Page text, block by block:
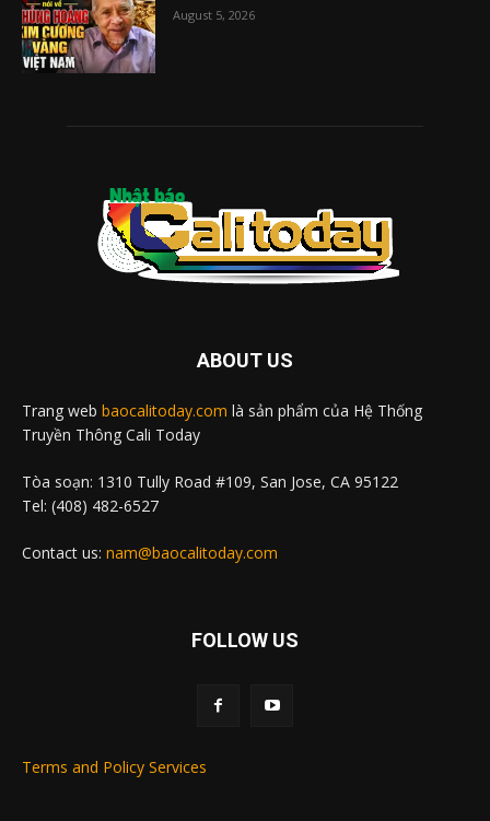
August 5, 2026
ABOUT US
Trang web baocalitoday.com là sản phẩm của Hệ Thống
Truyền Thông Cali Today
Tòa soạn: 1310 Tully Road #109, San Jose, CA 95122
Tel: (408) 482-6527
Contact us: nam@baocalitoday.com
FOLLOW US
Terms and Policy Services